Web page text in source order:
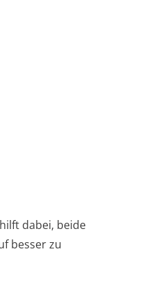
dabei, beide
besser zu